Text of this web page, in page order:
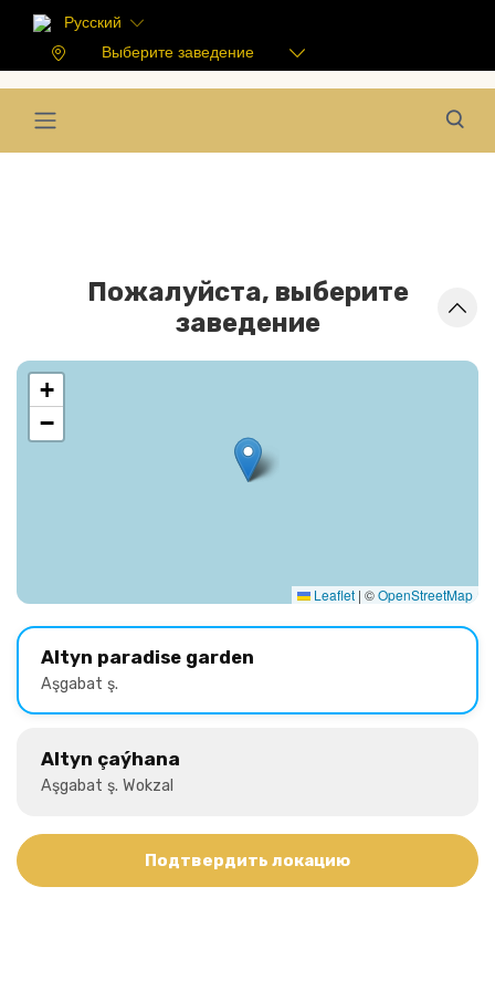
Русский
Выберите заведение
Пожалуйста, выберите
заведение
+
−
Leaflet | ©OpenStreetMap
Altyn paradise garden
Aşgabat ş.
Altyn çaýhana
Aşgabat ş. Wokzal
Подтвердить локацию